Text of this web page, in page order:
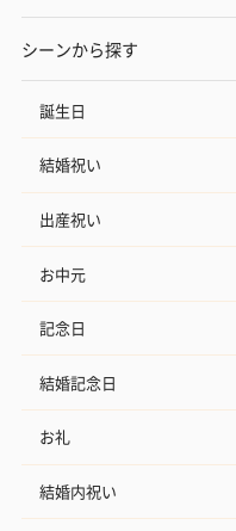
シーンから探す
誕生日
結婚祝い
出産祝い
お中元
記念日
結婚記念日
お礼
結婚内祝い